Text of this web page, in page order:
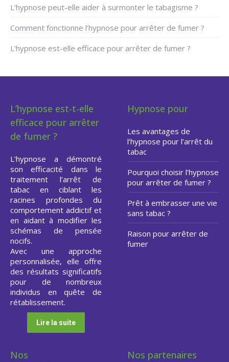
L’hypnose peut-elle aider à surmonter le tabagisme ?
Comment fonctionne l’hypnose pour arrêter de fumer ?
L’hypnose est-elle efficace pour arrêter de fumer ?
L’hypnose est-t-elle
efficace pour arrêter
de fumer ?
L’hypnose a démontré
son efficacité dans le
traitement l’arrêt de
tabac en ciblant les
racines profondes du
comportement addictif et
en aidant à modifier les
schémas de pensée
nocifs.
Avec une approche
personnalisée, elle offre
des résultats significatifs
pour de nombreux
individus en quête de
rétablissement.
Lire la suite
Hypnose pour
Les avantages de
l’hypnose pour l’arrêt du
tabac
Pourquoi choisir l’hypnose
pour arrêter de fumer ?
Prêt à embrasser une vie
sans tabac ?
Raison pour arrêter de
fumer
Nos
Nos partenaires